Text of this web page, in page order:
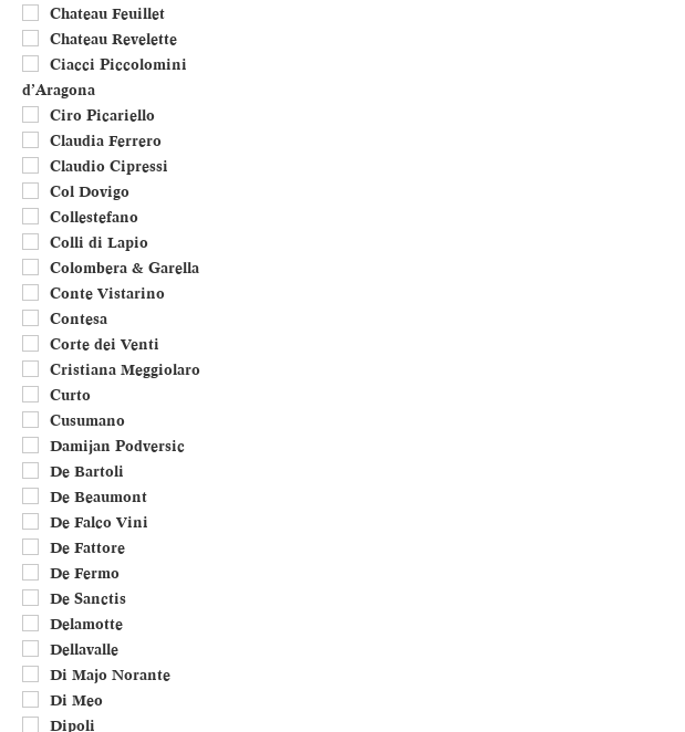
Chateau Feuillet
Chateau Revelette
Ciacci Piccolomini
d’Aragona
Ciro Picariello
Claudia Ferrero
Claudio Cipressi
Col Dovigo
Collestefano
Colli di Lapio
Colombera & Garella
Conte Vistarino
Contesa
Corte dei Venti
Cristiana Meggiolaro
Curto
Cusumano
Damijan Podversic
De Bartoli
De Beaumont
De Falco Vini
De Fattore
De Fermo
De Sanctis
Delamotte
Dellavalle
Di Majo Norante
Di Meo
Dipoli